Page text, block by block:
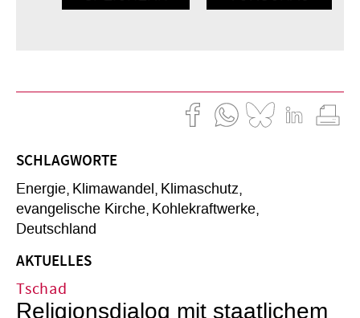
SCHLAGWORTE
Energie Klimawandel Klimaschutz
evangelische Kirche Kohlekraftwerke
Deutschland
AKTUELLES
Tschad
Religionsdialog mit staatlichem